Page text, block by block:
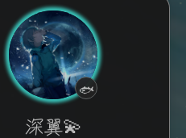
🐟认真摸鱼中
深翼💫